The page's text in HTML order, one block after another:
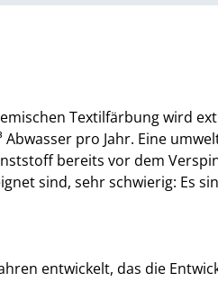
Textilfärbung wird
pro Jahr. Eine
bereits vor dem
sind, sehr schwierig: Es
entwickelt, das die